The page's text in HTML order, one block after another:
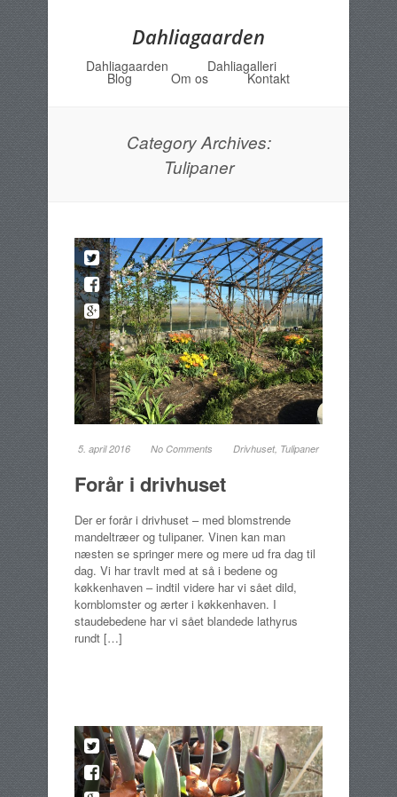
Dahliagaarden
Menu
Skip to content
Dahliagaarden Dahliagalleri
Blog Om os Kontakt
Category Archives:
Tulipaner
5. april 2016 No Comments Drivhuset, Tulipaner
Forår i drivhuset
Der er forår i drivhuset – med blomstrende
mandeltræer og tulipaner. Vinen kan man
næsten se springer mere og mere ud fra dag til
dag. Vi har travlt med at så i bedene og
køkkenhaven – indtil videre har vi sået dild,
kornblomster og ærter i køkkenhaven. I
staudebedene har vi sået blandede lathyrus
rundt […]